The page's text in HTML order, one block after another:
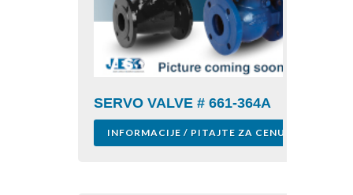
SERVO VALVE # 661-364A
INFORMACIJE / PITAJTE ZA CENU